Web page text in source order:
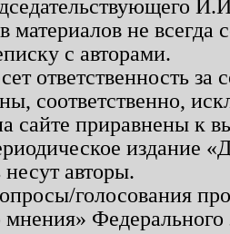
материалов не
с авторами.
ответственность
соответственно,
сайте приравнены к
издание
авторы.
голосования
мнения»